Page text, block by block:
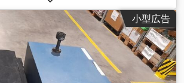
小型広告